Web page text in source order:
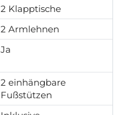
2 Klapptische
2 Armlehnen
Ja
2 einhängbare
Fußstützen